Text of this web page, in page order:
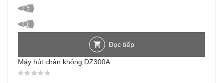
Đọc tiếp
Máy hút chân không DZ300A